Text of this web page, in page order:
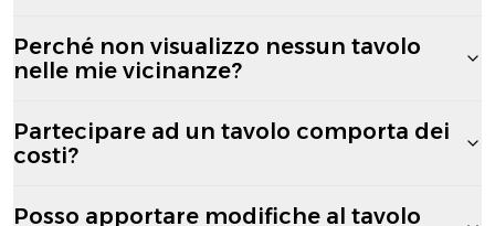
Perché non visualizzo nessun tavolo
nelle mie vicinanze?
Partecipare ad un tavolo comporta dei
costi?
Posso apportare modifiche al tavolo